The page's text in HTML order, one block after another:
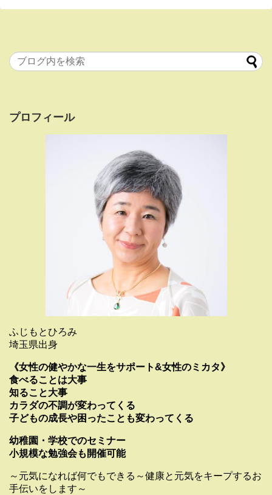
プロフィール
ふじもとひろみ
埼玉県出身
《女性の健やかな一生をサポート&女性のミカタ》
食べることは大事
知ること大事
カラダの不調が変わってくる
子どもの成長や困ったことも変わってくる
幼稚園・学校でのセミナー
小規模な勉強会も開催可能
～元気になれば何でもできる～健康と元気をキープするお
手伝いをします～